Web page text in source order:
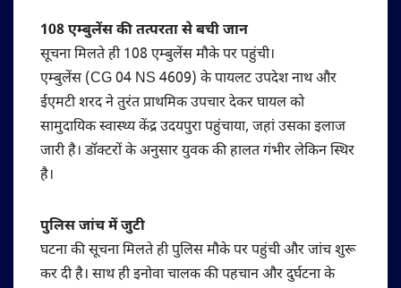
108 एम्बुलेंस की तत्परता से बची जान
सूचना मिलते ही 108 एम्बुलेंस मौके पर पहुंची।
एम्बुलेंस (CG 04 NS 4609) के पायलट उपदेश नाथ और
ईएमटी शरद ने तुरंत प्राथमिक उपचार देकर घायल को
सामुदायिक स्वास्थ्य केंद्र उदयपुरा पहुंचाया, जहां उसका इलाज
जारी है। डॉक्टरों के अनुसार युवक की हालत गंभीर लेकिन स्थिर
है।
पुलिस जांच में जुटी
घटना की सूचना मिलते ही पुलिस मौके पर पहुंची और जांच शुरू
कर दी है। साथ ही इनोवा चालक की पहचान और दुर्घटना के